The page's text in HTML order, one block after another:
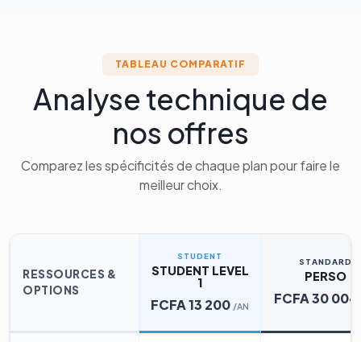
TABLEAU COMPARATIF
Analyse technique de
nos offres
Comparez les spécificités de chaque plan pour faire le
meilleur choix.
RESSOURCES &
OPTIONS
STUDENT
STUDENT LEVEL
1
FCFA 13 200 /AN
STANDARD
PERSO
FCFA 30 004